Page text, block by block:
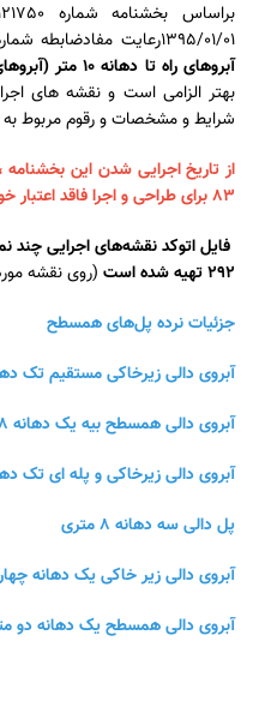
1395/01/01رعایت مفادضابطه شماره 1-292 با عنوان «
آبروهای راه تا دهانه 10 متر (آبروهای دالی شکل)
بهتر الزامی است و نقشه های
شرایط و مشخصات و رقوم مربوط
83 برای طراحی و اجرا فاقد اعتبار خواهد بود.
فایل اتوکد نقشه‌های اجرایی چند
292 تهیه شده است
(روی نقشه
جزئیات نرده پل‌های همسطح
آبروی دالی زیرخاکی مستقیم تک
آبروی دالی همسطح بیه یک دهانه 8 متری
آبروی دالی زیرخاکی و پله ای تک دهانه 2
پل دالی سه دهانه 8 متری
آبروی دالی زیر خاکی یک دهانه
آبروی دالی همسطح یک دهانه دو